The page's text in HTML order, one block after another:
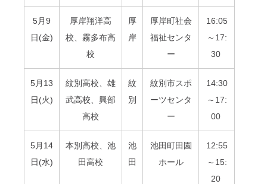
5月9
日(金)
厚岸翔洋高
校、霧多布高
校
厚
岸
厚岸町社会
福祉センタ
ー
16:05
～17:
30
5月13
日(火)
紋別高校、雄
武高校、興部
高校
紋
別
紋別市スポ
ーツセンタ
ー
14:30
～17:
00
5月14
日(水)
本別高校、池
田高校
池
田
池田町田園
ホール
12:55
～15:
20